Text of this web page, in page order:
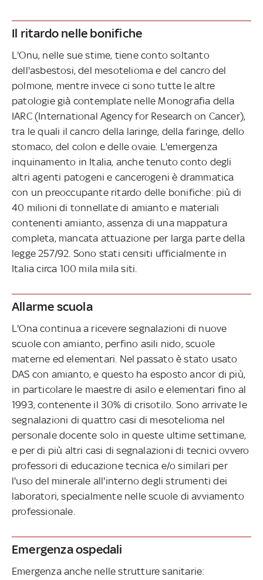
Il ritardo nelle bonifiche
L'Onu, nelle sue stime, tiene conto soltanto
dell'asbestosi, del mesotelioma e del cancro del
polmone, mentre invece ci sono tutte le altre
patologie già contemplate nelle Monografia della
IARC (International Agency for Research on Cancer),
tra le quali il cancro della laringe, della faringe, dello
stomaco, del colon e delle ovaie. L'emergenza
inquinamento in Italia, anche tenuto conto degli
altri agenti patogeni e cancerogeni è drammatica
con un preoccupante ritardo delle bonifiche: più di
40 milioni di tonnellate di amianto e materiali
contenenti amianto, assenza di una mappatura
completa, mancata attuazione per larga parte della
legge 257/92. Sono stati censiti ufficialmente in
Italia circa 100 mila mila siti.
Allarme scuola
L'Ona continua a ricevere segnalazioni di nuove
scuole con amianto, perfino asili nido, scuole
materne ed elementari. Nel passato è stato usato
DAS con amianto, e questo ha esposto ancor di più,
in particolare le maestre di asilo e elementari fino al
1993, contenente il 30% di crisotilo. Sono arrivate le
segnalazioni di quattro casi di mesotelioma nel
personale docente solo in queste ultime settimane,
e per di più altri casi di segnalazioni di tecnici ovvero
professori di educazione tecnica e/o similari per
l'uso del minerale all'interno degli strumenti dei
laboratori, specialmente nelle scuole di avviamento
professionale.
Emergenza ospedali
Emergenza anche nelle strutture sanitarie: